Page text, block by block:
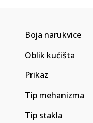
Boja narukvice
Oblik kućišta
Prikaz
Tip mehanizma
Tip stakla